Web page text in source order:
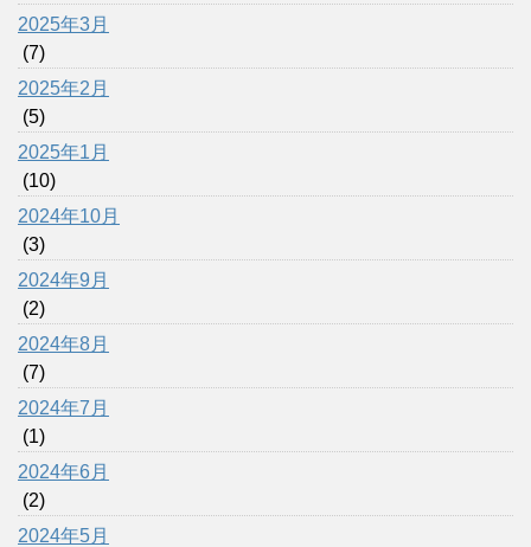
2025年3月
(7)
2025年2月
(5)
2025年1月
(10)
2024年10月
(3)
2024年9月
(2)
2024年8月
(7)
2024年7月
(1)
2024年6月
(2)
2024年5月